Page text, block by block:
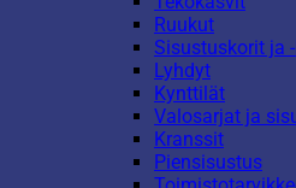
Ruukut
Sisustuskorit ja
Lyhdyt
Kynttilät
Valosarjat ja
Kranssit
Piensisustus